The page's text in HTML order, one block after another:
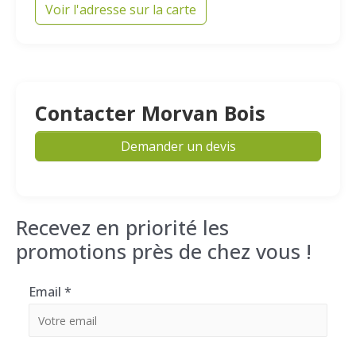
Voir l'adresse sur la carte
Contacter Morvan Bois
Demander un devis
Recevez en priorité les
promotions près de chez vous !
Email *